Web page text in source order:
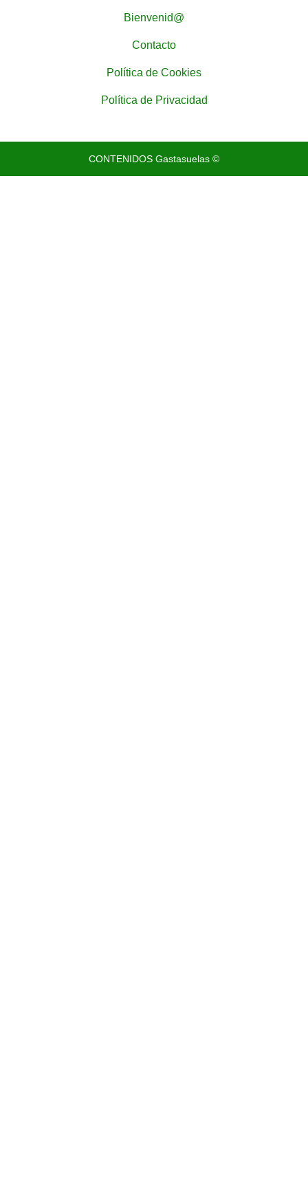
Bienvenid@
Contacto
Política de Cookies
Política de Privacidad
CONTENIDOS Gastasuelas ©